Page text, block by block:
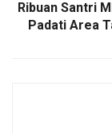
Ribuan Santri
Padati Area